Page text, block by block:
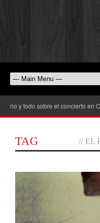
y todo sobre el concierto en
TAG // EL